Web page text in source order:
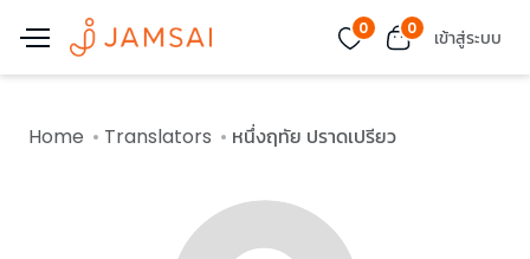
0 0 เข้าสู่ระบบ
Home Translators หนึ่งฤทัย ปราดเปรียว